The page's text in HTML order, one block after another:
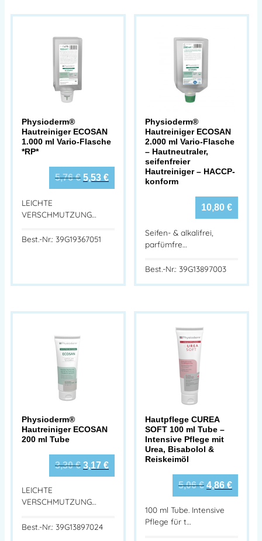
Physioderm®
Hautreiniger ECOSAN
1.000 ml Vario-Flasche
*RP*
5,76€ 5,53 €
LEICHTE
VERSCHMUTZUNG…
Best.-Nr.: 39G19367051
Physioderm®
Hautreiniger ECOSAN
2.000 ml Vario-Flasche
– Hautneutraler,
seifenfreier
Hautreiniger – HACCP-
konform
10,80 €
Seifen- & alkalifrei,
parfümfre…
Best.-Nr.: 39G13897003
Physioderm®
Hautreiniger ECOSAN
200 ml Tube
3,30€ 3,17 €
LEICHTE
VERSCHMUTZUNG…
Best.-Nr.: 39G13897024
Hautpflege CUREA
SOFT 100 ml Tube –
Intensive Pflege mit
Urea, Bisabolol &
Reiskeimöl
5,06€ 4,86 €
100 ml Tube. Intensive
Pflege für t…